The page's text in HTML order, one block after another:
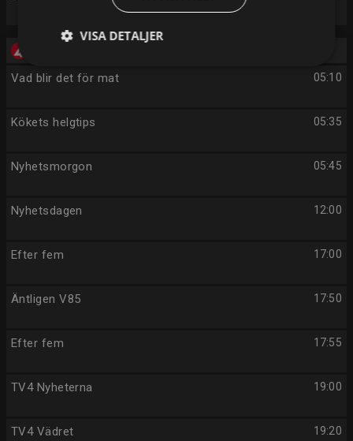
05:10
Vad blir det för mat
05:35
Kökets helgtips
05:45
Nyhetsmorgon
12:00
Nyhetsdagen
17:00
Efter fem
17:50
Äntligen V85
17:55
Efter fem
19:00
TV4 Nyheterna
19:20
TV4 Vädret
VISA DETALJER